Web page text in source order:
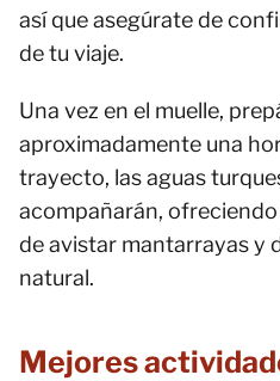
así que asegúrate de
de tu viaje.
Una vez en el muelle,
aproximadamente una
trayecto, las aguas
acompañarán,
de avistar mantarrayas y
natural.
Mejores